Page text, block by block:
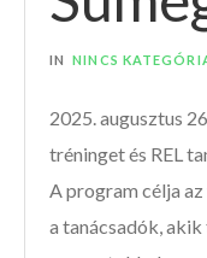
IN NINCS
2025. augusztus
tréninget és REL
A program célja
a tanácsadók,